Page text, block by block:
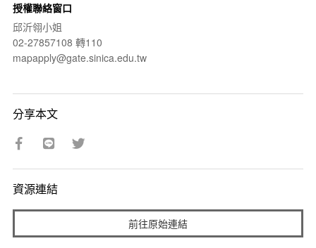
授權聯絡窗口
邱沂翎小姐
02-27857108 轉110
mapapply@gate.sinica.edu.tw
分享本文
資源連結
前往原始連結